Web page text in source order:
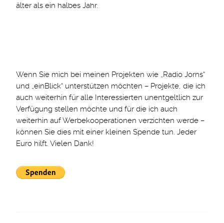
älter als ein halbes Jahr.
Wenn Sie mich bei meinen Projekten wie „Radio Jorns“
und „einBlick“ unterstützen möchten – Projekte, die ich
auch weiterhin für alle Interessierten unentgeltlich zur
Verfügung stellen möchte und für die ich auch
weiterhin auf Werbekooperationen verzichten werde –
können Sie dies mit einer kleinen Spende tun. Jeder
Euro hilft. Vielen Dank!